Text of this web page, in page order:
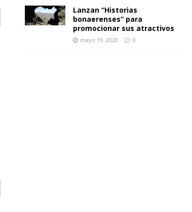
Lanzan “Historias
bonaerenses” para
promocionar sus atractivos
mayo 19, 2020 0